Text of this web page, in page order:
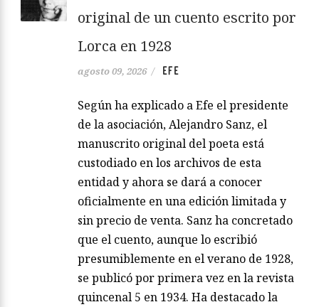
original de un cuento escrito por
Lorca en 1928
agosto 09, 2026 / EFE
Según ha explicado a Efe el presidente
de la asociación, Alejandro Sanz, el
manuscrito original del poeta está
custodiado en los archivos de esta
entidad y ahora se dará a conocer
oficialmente en una edición limitada y
sin precio de venta. Sanz ha concretado
que el cuento, aunque lo escribió
presumiblemente en el verano de 1928,
se publicó por primera vez en la revista
quincenal 5 en 1934. Ha destacado la